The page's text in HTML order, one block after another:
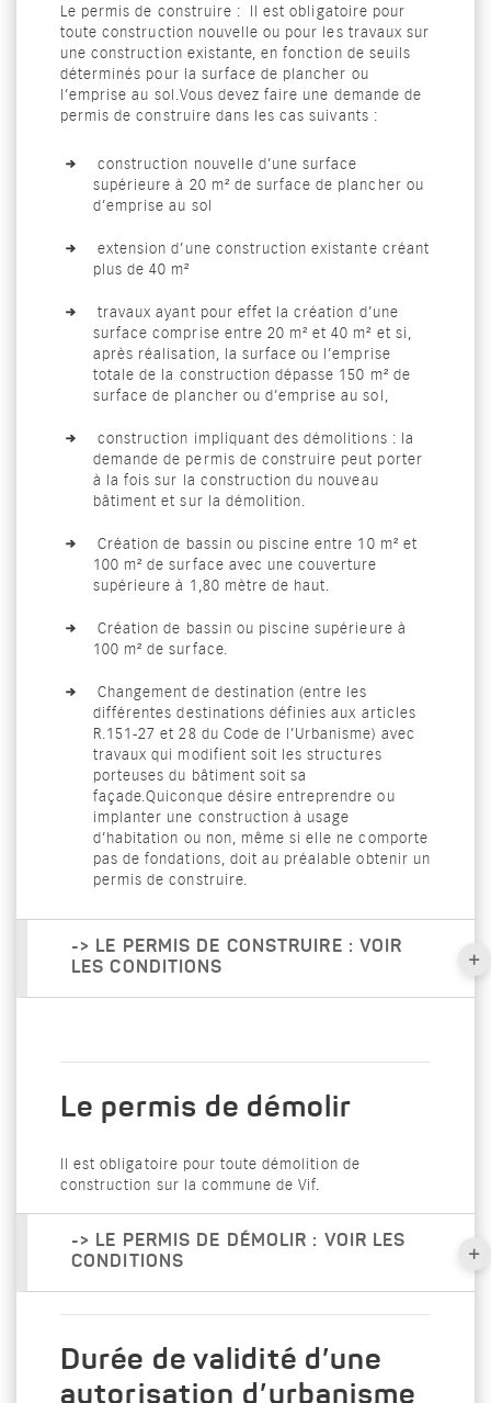
Le permis de construire : Il est obligatoire pour
toute construction nouvelle ou pour les travaux sur
une construction existante, en fonction de seuils
déterminés pour la surface de plancher ou
l’emprise au sol.Vous devez faire une demande de
permis de construire dans les cas suivants :
construction nouvelle d’une surface
supérieure à 20 m² de surface de plancher ou
d’emprise au sol
extension d’une construction existante créant
plus de 40 m²
travaux ayant pour effet la création d’une
surface comprise entre 20 m² et 40 m² et si,
après réalisation, la surface ou l’emprise
totale de la construction dépasse 150 m² de
surface de plancher ou d’emprise au sol,
construction impliquant des démolitions : la
demande de permis de construire peut porter
à la fois sur la construction du nouveau
bâtiment et sur la démolition.
Création de bassin ou piscine entre 10 m² et
100 m² de surface avec une couverture
supérieure à 1,80 mètre de haut.
Création de bassin ou piscine supérieure à
100 m² de surface.
Changement de destination (entre les
différentes destinations définies aux articles
R.151-27 et 28 du Code de l’Urbanisme) avec
travaux qui modifient soit les structures
porteuses du bâtiment soit sa
façade.Quiconque désire entreprendre ou
implanter une construction à usage
d’habitation ou non, même si elle ne comporte
pas de fondations, doit au préalable obtenir un
permis de construire.
-> LE PERMIS DE CONSTRUIRE : VOIR
LES CONDITIONS
Le permis de démolir
Il est obligatoire pour toute démolition de
construction sur la commune de Vif.
-> LE PERMIS DE DÉMOLIR : VOIR LES
CONDITIONS
Durée de validité d’une
autorisation d’urbanisme